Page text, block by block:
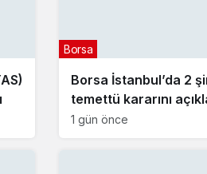
Borsa İstanbul’da 2
temettü kararını
Ağustos 2026
Borsa
1 gün önce